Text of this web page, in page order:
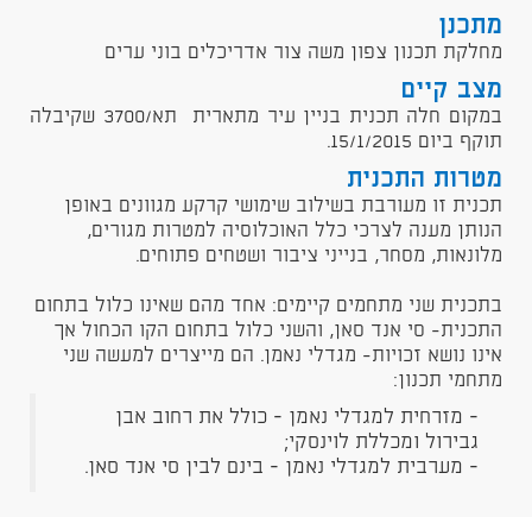
מתכנן
מחלקת תכנון צפון משה צור אדריכלים בוני ערים
מצב קיים
במקום חלה תכנית בניין עיר מתארית תא/3700 שקיבלה
תוקף ביום 15/1/2015.​
מטרות התכנית
תכנית זו מעורבת בשילוב שימושי קרקע מגוונים באופן
הנותן מענה לצרכי כלל האוכלוסיה למטרות מגורים,
מלונאות, מסחר, בנייני ציבור ושטחים פתוחים.
בתכנית שני מתחמים קיימים: אחד מהם שאינו כלול בתחום
התכנית- סי אנד סאן, והשני כלול בתחום הקו הכחול אך
אינו נושא זכויות- מגדלי נאמן. הם מייצרים למעשה שני
מתחמי תכנון:
- מזרחית למגדלי נאמן - כולל את רחוב אבן
גבירול ומכללת לוינסקי;
- מערבית למגדלי נאמן - בינם לבין סי אנד סאן.